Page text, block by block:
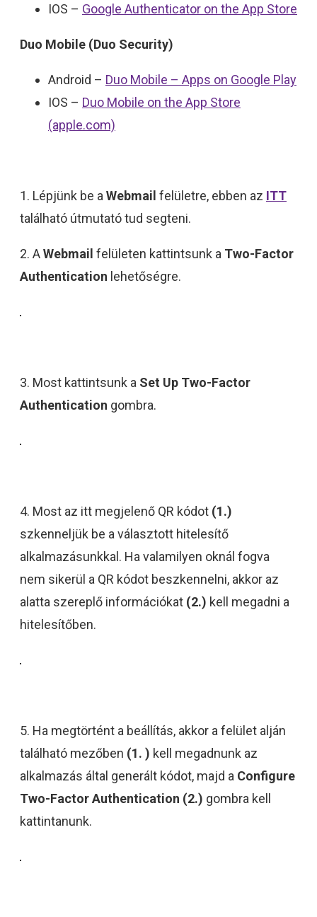
IOS – Google Authenticator on the App Store
Duo Mobile (Duo Security)
Android – Duo Mobile – Apps on Google Play
IOS – Duo Mobile on the App Store
(apple.com)
1. Lépjünk be a Webmail felületre, ebben az ITT
található útmutató tud segteni.
2. AWebmail felületen kattintsunk a Two-Factor
Authentication lehetőségre.
3. Most kattintsunk a Set Up Two-Factor
Authentication gombra.
4. Most az itt megjelenő QR kódot (1.)
szkenneljük be a választott hitelesítő
alkalmazásunkkal. Ha valamilyen oknál fogva
nem sikerül a QR kódot beszkennelni, akkor az
alatta szereplő információkat (2.) kell megadni a
hitelesítőben.
5. Ha megtörtént a beállítás, akkor a felület alján
található mezőben (1. ) kell megadnunk az
alkalmazás által generált kódot, majd a Configure
Two-Factor Authentication (2.) gombra kell
kattintanunk.